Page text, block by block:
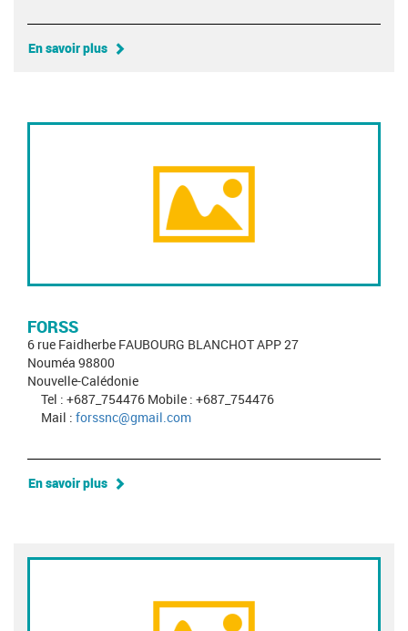
En savoir plus
FORSS
6 rue Faidherbe FAUBOURG BLANCHOT APP 27
Nouméa 98800
Nouvelle-Calédonie
Tel : +687_754476 Mobile : +687_754476
Mail : forssnc@gmail.com
En savoir plus